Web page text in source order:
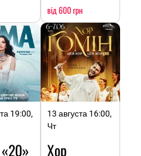
від 600 грн
19:00,
13 августа 16:00,
Чт
Хор